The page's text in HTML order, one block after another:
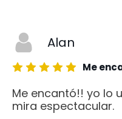
Alan
Me
Me encantó!! yo lo
mira espectacular.